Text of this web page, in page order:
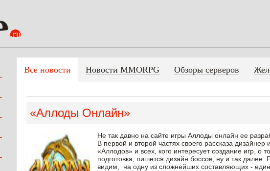
Все новости Новости MMORPG Обзоры серверов
«Аллоды Онлайн»
Не так давно на сайте игры Аллоды онлайн ее
В первой и второй частях своего рассказа
«Аллодов» и всех, кого интересует создание игр, о
подготовка, пишется дизайн боссов, ну и так
видим, на одну из сложнейших составляющих -